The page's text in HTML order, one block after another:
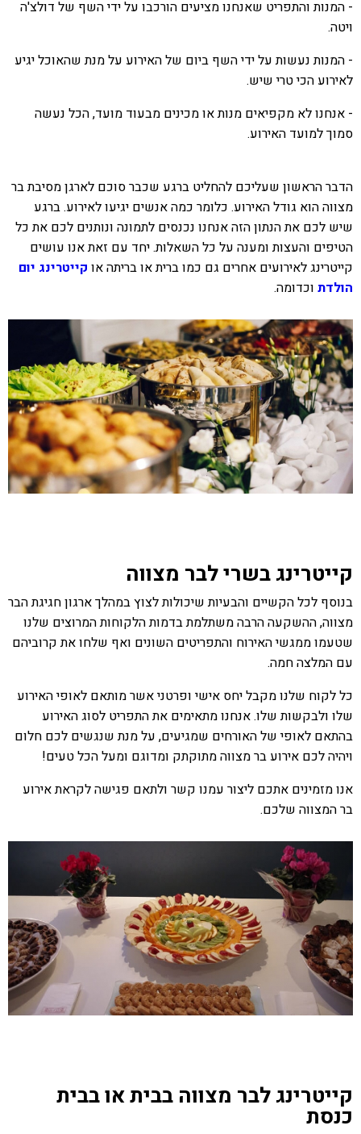
- המנות והתפריט שאנחנו מציעים הורכבו על ידי השף של דולצ'ה
ויטה.
- המנות נעשות על ידי השף ביום של האירוע על מנת שהאוכל יגיע
לאירוע הכי טרי שיש.
- אנחנו לא מקפיאים מנות או מכינים מבעוד מועד, הכל נעשה
סמוך למועד האירוע.
הדבר הראשון שעליכם להחליט ברגע שכבר סוכם לארגן מסיבת בר
מצווה הוא גודל האירוע. כלומר כמה אנשים יגיעו לאירוע. ברגע
שיש לכם את הנתון הזה אנחנו נכנסים לתמונה ונותנים לכם את כל
הטיפים והעצות ומענה על כל השאלות. יחד עם זאת אנו עושים
קייטרינג לאירועים אחרים גם כמו ברית או בריתה או קייטרינג יום
הולדת וכדומה.
קייטרינג בשרי לבר מצווה
בנוסף לכל הקשיים והבעיות שיכולות לצוץ במהלך ארגון חגיגת הבר
מצווה, ההשקעה הרבה משתלמת בדמות הלקוחות המרוצים שלנו
שטעמו ממגשי האירוח והתפריטים השונים ואף שלחו את קרוביהם
עם המלצה חמה.
כל לקוח שלנו מקבל יחס אישי ופרטני אשר מותאם לאופי האירוע
שלו ולבקשות שלו. אנחנו מתאימים את התפריט לסוג האירוע
בהתאם לאופי של האורחים שמגיעים, על מנת שנגשים לכם חלום
ויהיה לכם אירוע בר מצווה מתוקתק ומדוגם ומעל הכל טעים!
אנו מזמינים אתכם ליצור עמנו קשר ולתאם פגישה לקראת אירוע
בר המצווה שלכם.
קייטרינג לבר מצווה בבית או בבית
כנסת